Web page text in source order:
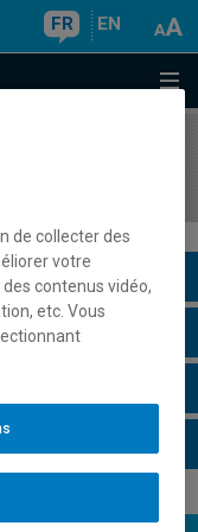
FR EN
de collecter des
votre
contenus vidéo,
etc. Vous